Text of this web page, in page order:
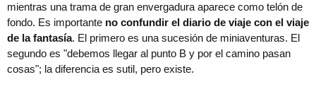
mientras una trama de gran envergadura aparece como telón de
fondo. Es importante no confundir el diario de viaje con el viaje
de la fantasía. El primero es una sucesión de miniaventuras. El
segundo es "debemos llegar al punto B y por el camino pasan
cosas"; la diferencia es sutil, pero existe.